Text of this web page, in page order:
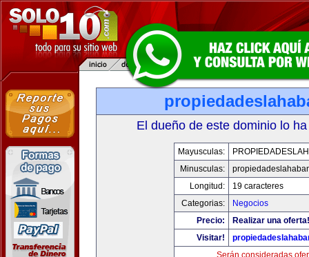
El dueño de este dominio lo
Mayusculas:
Minusculas:
Longitud:
19 caracteres
Categorias:
Negocios
Precio:
Realizar una oferta!
Visitar!
Serán consideradas